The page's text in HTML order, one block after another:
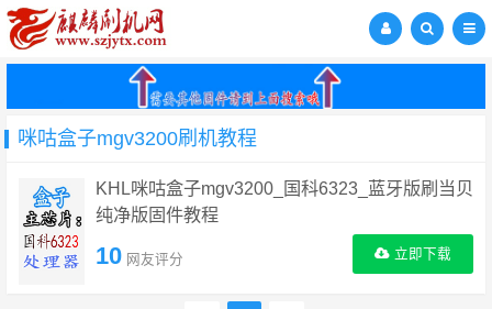
咪咕盒子mgv3200刷机教程
KHL咪咕盒子mgv3200_国科6323_蓝牙版刷当贝
纯净版固件教程
10 网友评分 立即下载